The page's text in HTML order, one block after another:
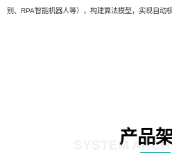
别、RPA智能机器人等），构建算法模型，实现自动核
产品
SYSTEM